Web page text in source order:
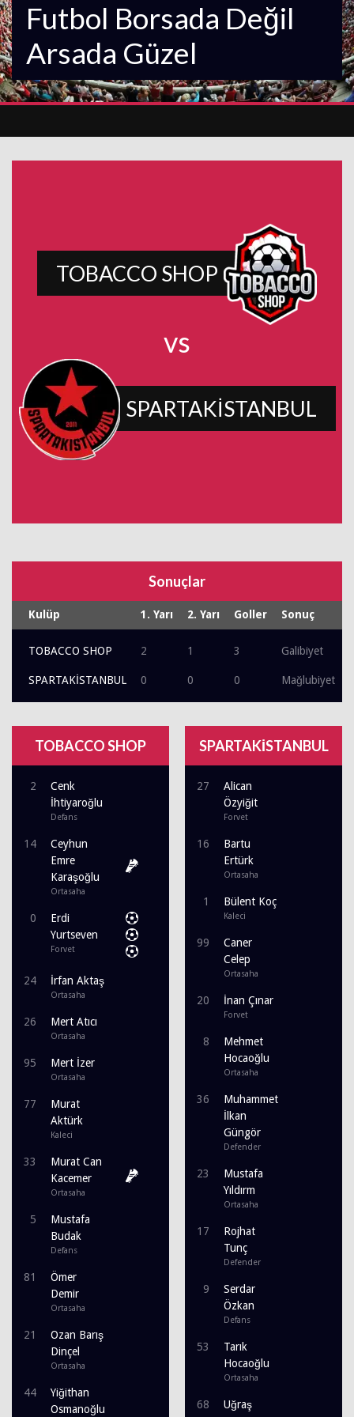
Futbol Borsada Değil
Arsada Güzel
TOBACCO SHOP
vs
SPARTAKİSTANBUL
Sonuçlar
Kulüp 1. Yarı 2. Yarı Goller Sonuç
TOBACCO SHOP 2 1 3 Galibiyet
SPARTAKİSTANBUL 0 0 0 Mağlubiyet
TOBACCO SHOP
2
Cenk
İhtiyaroğlu
Defans
14
Ceyhun
Emre
Karaşoğlu
Ortasaha
0
Erdi
Yurtseven
Forvet
24 İrfan Aktaş
Ortasaha
26 Mert Atıcı
Ortasaha
95 Mert İzer
Ortasaha
77
Murat
Aktürk
Kaleci
33
Murat Can
Kacemer
Ortasaha
5
Mustafa
Budak
Defans
81
Ömer
Demir
Ortasaha
21
Ozan Barış
Dinçel
Ortasaha
44
Yiğithan
Osmanoğlu
SPARTAKİSTANBUL
27
Alican
Özyiğit
Forvet
16
Bartu
Ertürk
Ortasaha
1 Bülent Koç
Kaleci
99
Caner
Celep
Ortasaha
20 İnan Çınar
Forvet
8
Mehmet
Hocaoğlu
Ortasaha
36
Muhammet
İlkan
Güngör
Defender
23
Mustafa
Yıldırm
Ortasaha
17
Rojhat
Tunç
Defender
9
Serdar
Özkan
Defans
53
Tarık
Hocaoğlu
Ortasaha
68
Uğraş